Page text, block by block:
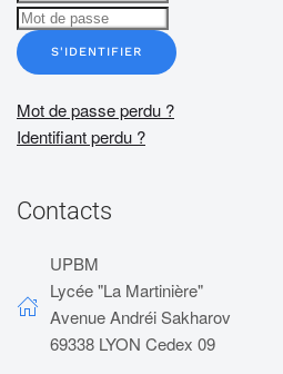
S'IDENTIFIER
Mot de passe perdu ?
Identifiant perdu ?
Contacts
UPBM
Lycée "La Martinière"
Avenue Andréi Sakharov
69338 LYON Cedex 09